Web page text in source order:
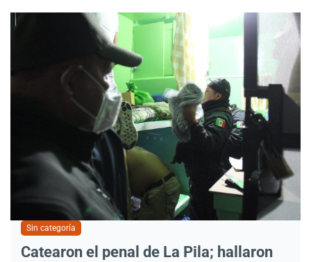
Sin categoría
Catearon el penal de La Pila; hallaron